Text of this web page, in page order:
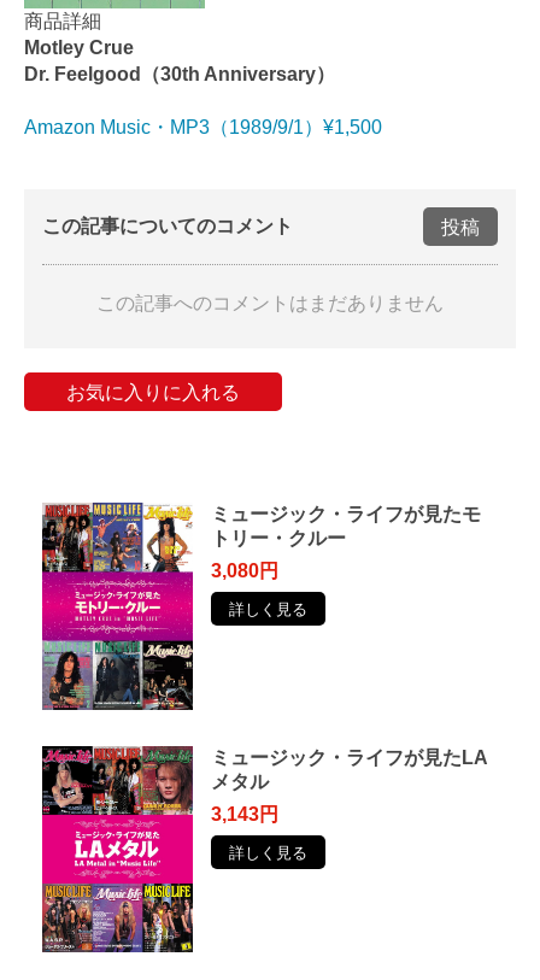
商品詳細
Motley Crue
Dr. Feelgood（30th Anniversary）
Amazon Music・MP3（1989/9/1）¥1,500
この記事についてのコメント 投稿
この記事へのコメントはまだありません
お気に入りに入れる
ミュージック・ライフが見たモ
トリー・クルー
3,080円
詳しく見る
ミュージック・ライフが見たLA
メタル
3,143円
詳しく見る